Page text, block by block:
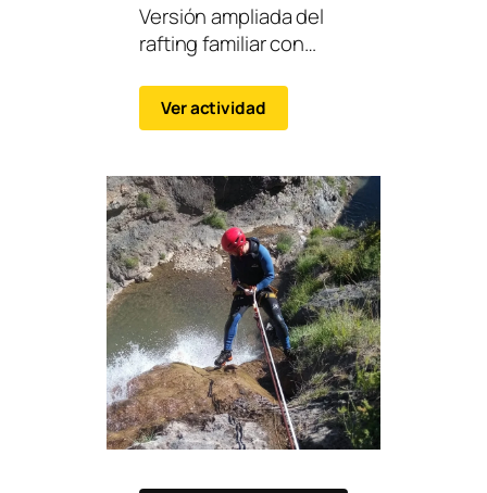
Versión ampliada del
rafting familiar con
manteniendo un nivel
accesible y seguro.
Ver actividad